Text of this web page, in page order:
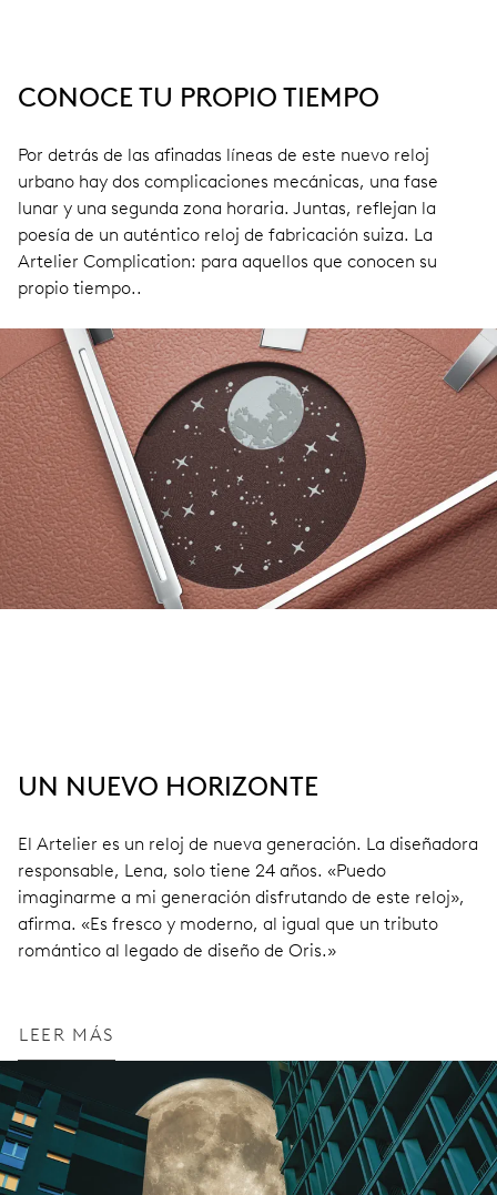
CONOCE TU PROPIO TIEMPO
Por detrás de las afinadas líneas de este nuevo reloj
urbano hay dos complicaciones mecánicas, una fase
lunar y una segunda zona horaria. Juntas, reflejan la
poesía de un auténtico reloj de fabricación suiza. La
Artelier Complication: para aquellos que conocen su
propio tiempo..
UN NUEVO HORIZONTE
El Artelier es un reloj de nueva generación. La diseñadora
responsable, Lena, solo tiene 24 años. «Puedo
imaginarme a mi generación disfrutando de este reloj»,
afirma. «Es fresco y moderno, al igual que un tributo
romántico al legado de diseño de Oris.»
LEER MÁS